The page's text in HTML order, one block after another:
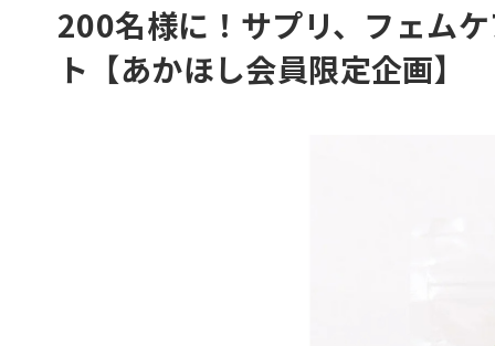
200名様に！サプリ、フェム
ト【あかほし会員限定企画】